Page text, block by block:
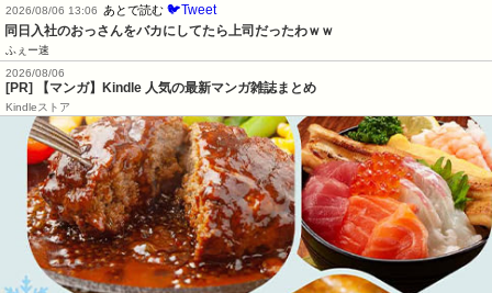
2026/08/06 13:06
あとで読む 🐦Tweet
同日入社のおっさんをバカにしてたら上司だったわｗｗ
ふぇー速
2026/08/06
[PR] 【マンガ】Kindle 人気の最新マンガ雑誌まとめ
Kindleストア